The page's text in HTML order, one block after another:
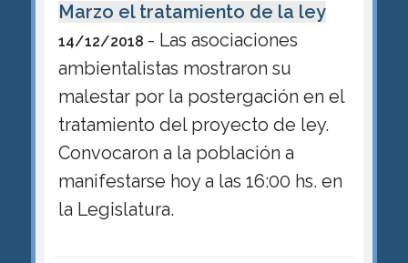
Marzo el tratamiento de la ley
14/12/2018 - Las asociaciones
ambientalistas mostraron su
malestar por la postergación en el
tratamiento del proyecto de ley.
Convocaron a la población a
manifestarse hoy a las 16:00 hs. en
la Legislatura.